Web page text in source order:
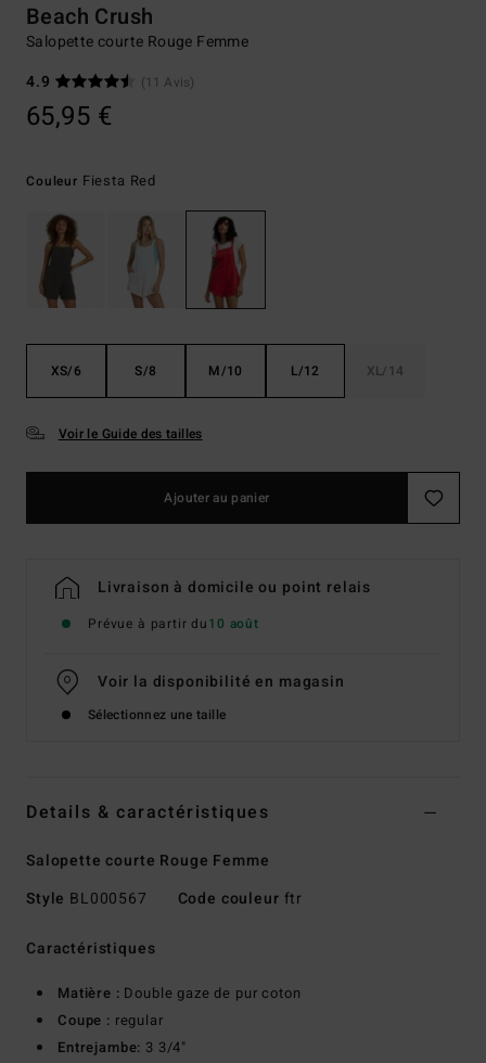
Beach Crush
Salopette courte Rouge Femme
4.9
(11 Avis)
65,95 €
Couleur Fiesta Red
XS/6 S/8 M/10 L/12 XL/14
Voir le Guide des tailles
Ajouter au panier
Livraison à domicile ou point relais
Prévue à partir du10 août
Voir la disponibilité en magasin
Sélectionnez une taille
Details & caractéristiques
Salopette courte Rouge Femme
Style BL000567 Code couleur ftr
Caractéristiques
Matière : Double gaze de pur coton
Coupe : regular
Entrejambe: 3 3/4"